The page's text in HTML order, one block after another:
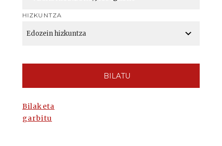
HIZKUNTZA
BILATU
Bilaketa
garbitu